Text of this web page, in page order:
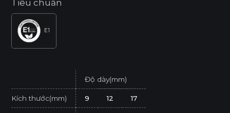
Tiêu chuẩn
E1
Độ dày(mm)
Kích thước(mm) 9 12 17